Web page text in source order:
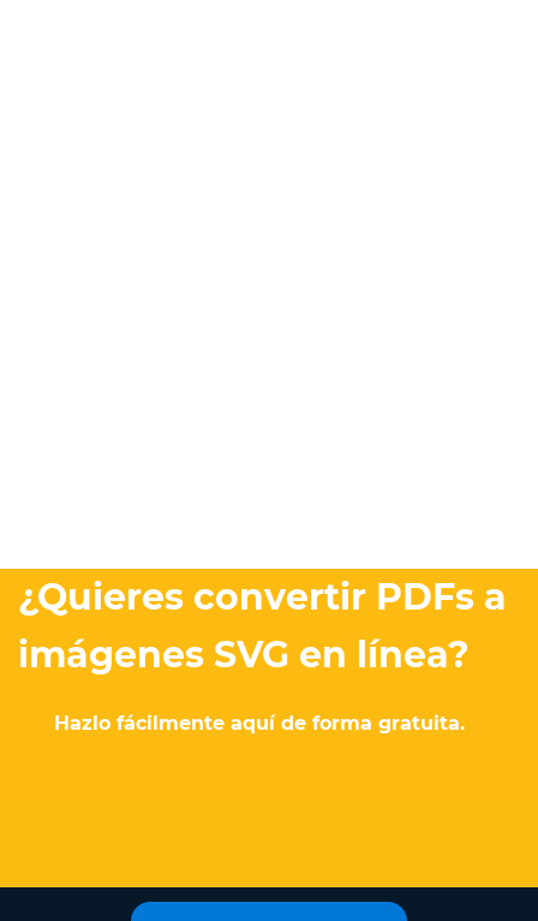
¿Quieres convertir PDFs a
imágenes SVG en línea?
Hazlo fácilmente aquí de forma gratuita.